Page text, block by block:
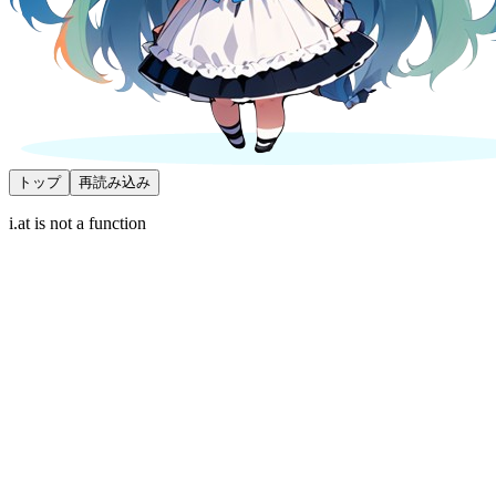
トップ 再読み込み
i.at is not a function